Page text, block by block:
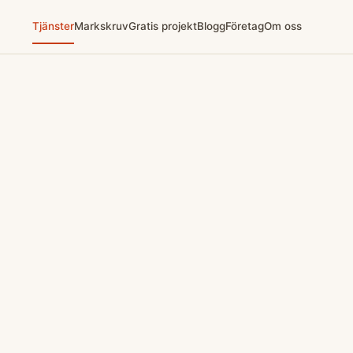
TjänsterMarkskruvGratis projektBloggFöretagOm oss